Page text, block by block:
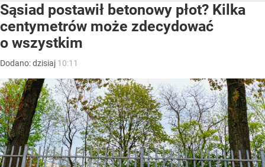
Sąsiad postawił betonowy płot? Kilka
centymetrów może zdecydować
o wszystkim
Dodano:dzisiaj 10:11